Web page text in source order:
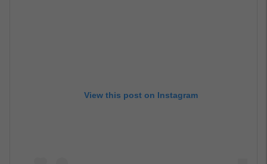
View this post on Instagram